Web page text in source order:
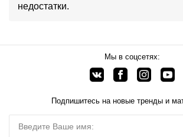
недостатки.
Мы в соцсетях:
Подпишитесь на новые тренды и